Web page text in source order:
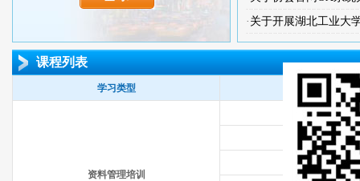
· 关于开展湖北工业大学成
课程列表
学习类型 课程
资料管理培训
工程监理
工程技术
安全监理内